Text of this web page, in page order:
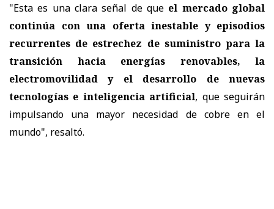
"Esta es una clara señal de que el mercado global
continúa con una oferta inestable y episodios
recurrentes de estrechez de suministro para la
transición hacia energías renovables, la
electromovilidad y el desarrollo de nuevas
tecnologías e inteligencia artificial, que seguirán
impulsando una mayor necesidad de cobre en el
mundo", resaltó.